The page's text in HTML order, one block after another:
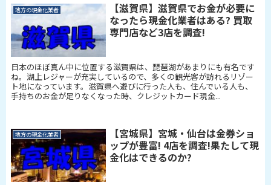
地方の現金化業者
【滋賀県】滋賀県でお金が必要に
なったら現金化業者はある? 買取
専門店など3店を調査!
日本のほぼ真ん中に位置する滋賀県は、琵琶湖があまりにも有名です
ね。湖上レジャーが充実しているので、多くの観光客が訪れるリゾー
ト地になっています。滋賀県へ遊びに行った人も、住んでいる人も、
手持ちのお金が足りなくなった時、クレジットカード現金...
地方の現金化業者
【宮城県】宮城・仙台は金券ショ
ップが豊富! 4店を調査!果たして現
金化はできるのか?